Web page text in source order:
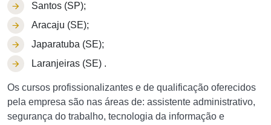
Santos (SP);
Aracaju (SE);
Japaratuba (SE);
Laranjeiras (SE) .
Os cursos profissionalizantes e de qualificação oferecidos
pela empresa são nas áreas de: assistente administrativo,
segurança do trabalho, tecnologia da informação e